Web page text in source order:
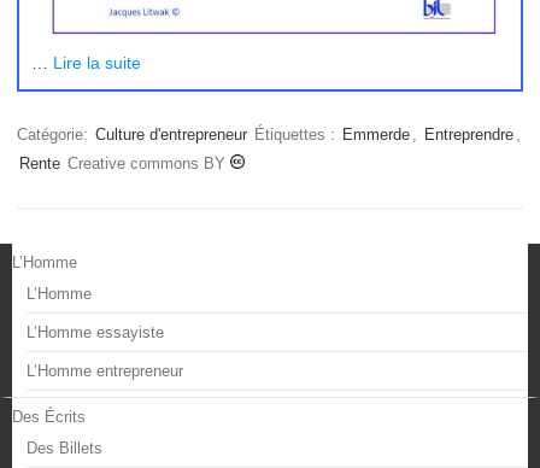
Lire la suite
Catégorie: Culture d'entrepreneur Étiquettes : Emmerde Entreprendre
Rente Creative commons BY
L’Homme
L’Homme
L’Homme essayiste
L’Homme entrepreneur
Des Écrits
Des Billets